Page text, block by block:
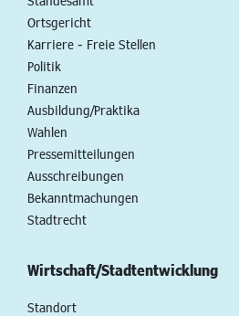
Ortsgericht
Karriere - Freie Stellen
Politik
Finanzen
Ausbildung/Praktika
Wahlen
Pressemitteilungen
Ausschreibungen
Bekanntmachungen
Stadtrecht
Wirtschaft/Stadtentwicklung
Standort